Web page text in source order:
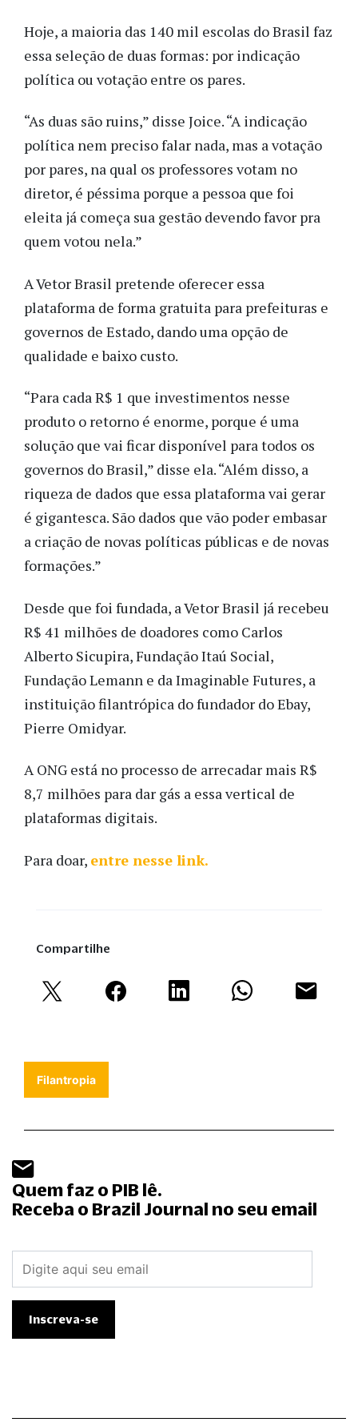
Hoje, a maioria das 140 mil escolas do Brasil faz
essa seleção de duas formas: por indicação
política ou votação entre os pares.
“As duas são ruins,” disse Joice. “A indicação
política nem preciso falar nada, mas a votação
por pares, na qual os professores votam no
diretor, é péssima porque a pessoa que foi
eleita já começa sua gestão devendo favor pra
quem votou nela.”
A Vetor Brasil pretende oferecer essa
plataforma de forma gratuita para prefeituras e
governos de Estado, dando uma opção de
qualidade e baixo custo.
“Para cada R$ 1 que investimentos nesse
produto o retorno é enorme, porque é uma
solução que vai ficar disponível para todos os
governos do Brasil,” disse ela. “Além disso, a
riqueza de dados que essa plataforma vai gerar
é gigantesca. São dados que vão poder embasar
a criação de novas políticas públicas e de novas
formações.”
Desde que foi fundada, a Vetor Brasil já recebeu
R$ 41 milhões de doadores como Carlos
Alberto Sicupira, Fundação Itaú Social,
Fundação Lemann e da Imaginable Futures, a
instituição filantrópica do fundador do Ebay,
Pierre Omidyar.
A ONG está no processo de arrecadar mais R$
8,7 milhões para dar gás a essa vertical de
plataformas digitais.
Para doar, entre nesse link.
Compartilhe
Filantropia
Quem faz o PIB lê.
Receba o Brazil Journal no seu email